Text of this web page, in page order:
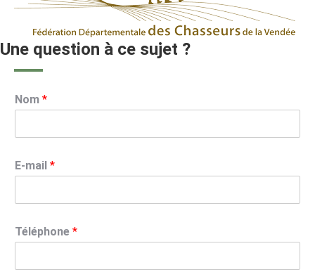
Une question à ce sujet ?
Nom *
E-mail *
Téléphone *